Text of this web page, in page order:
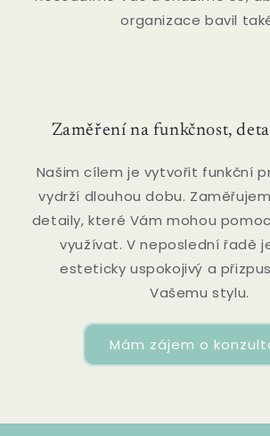
organizace bavil
Zaměření na funkčnost,
Našim cílem je vytvořit funkční
vydrží dlouhou dobu.
detaily, které Vám mohou
využívat. V neposlední řadě
esteticky uspokojivý a
Vašemu stylu.
Mám zájem o